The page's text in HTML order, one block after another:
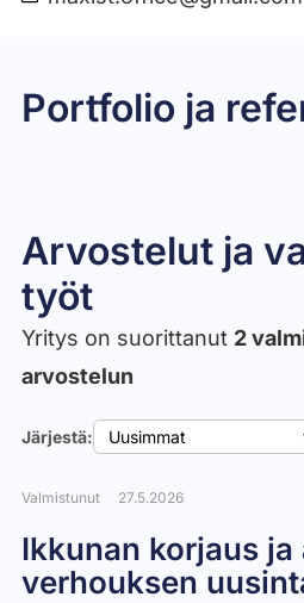
Portfolio ja
Puutyöt
Putkimies
Sähkömies
Keittiö kunnon
Arvostelut ja
työt​
Yritys on suorittanut 2
arvostelun
Järjestä:
Valmistunut 27.5.2026
Ikkunan korjaus ja
verhouksen